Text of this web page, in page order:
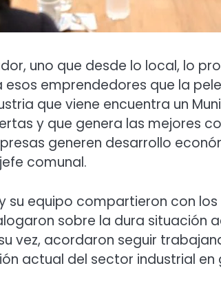
uno que desde lo local, lo
emprendedores que la
que viene encuentra un
y que genera las mejores
generen desarrollo
comunal.
su equipo compartieron con
sobre la dura situación
su vez, acordaron seguir
actual del sector industrial en